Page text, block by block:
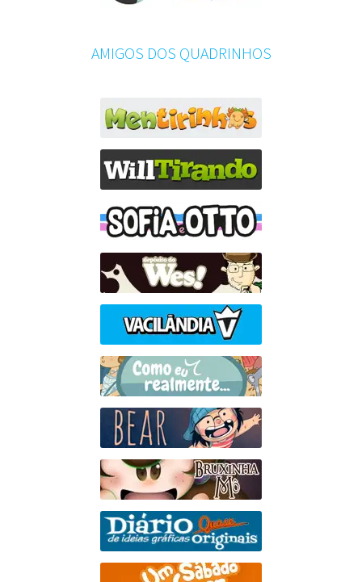
AMIGOS DOS QUADRINHOS